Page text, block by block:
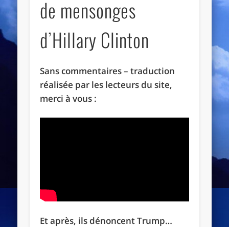
de mensonges
d’Hillary Clinton
Sans commentaires – traduction
réalisée par les lecteurs du site,
merci à vous :
Et après, ils dénoncent Trump…